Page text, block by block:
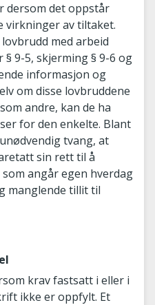
dersom det oppstår
virkninger av tiltaket.
med arbeid
9-5, skjerming § 9-6 og
informasjon og
om disse lovbruddene
andre, kan de ha
for den enkelte. Blant
tvang, at
sin rett til å
angår egen hverdag
manglende tillit til
krav fastsatt i eller i
ikke er oppfylt. Et